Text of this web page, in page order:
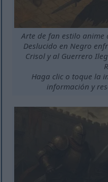
Arte de fan estilo
Deslucido en Negro
Crisol y al Guerrero
Haga clic o toque la
información y